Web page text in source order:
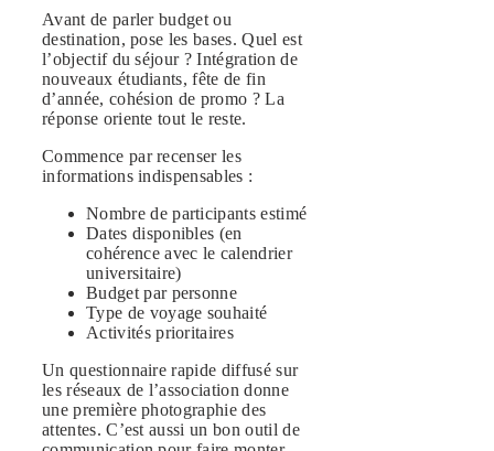
Avant de parler budget ou
destination, pose les bases. Quel est
l’objectif du séjour ? Intégration de
nouveaux étudiants, fête de fin
d’année, cohésion de promo ? La
réponse oriente tout le reste.
Commence par recenser les
informations indispensables :
Nombre de participants estimé
Dates disponibles (en
cohérence avec le calendrier
universitaire)
Budget par personne
Type de voyage souhaité
Activités prioritaires
Un questionnaire rapide diffusé sur
les réseaux de l’association donne
une première photographie des
attentes. C’est aussi un bon outil de